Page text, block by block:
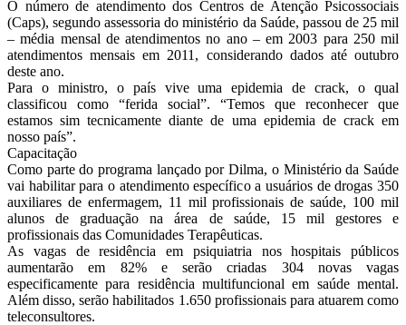
O número de atendimento dos Centros de Atenção Psicossociais
(Caps), segundo assessoria do ministério da Saúde, passou de 25 mil
– média mensal de atendimentos no ano – em 2003 para 250 mil
atendimentos mensais em 2011, considerando dados até outubro
deste ano.
Para o ministro, o país vive uma epidemia de crack, o qual
classificou como “ferida social”. “Temos que reconhecer que
estamos sim tecnicamente diante de uma epidemia de crack em
nosso país”.
Capacitação
Como parte do programa lançado por Dilma, o Ministério da Saúde
vai habilitar para o atendimento específico a usuários de drogas 350
auxiliares de enfermagem, 11 mil profissionais de saúde, 100 mil
alunos de graduação na área de saúde, 15 mil gestores e
profissionais das Comunidades Terapêuticas.
As vagas de residência em psiquiatria nos hospitais públicos
aumentarão em 82% e serão criadas 304 novas vagas
especificamente para residência multifuncional em saúde mental.
Além disso, serão habilitados 1.650 profissionais para atuarem como
teleconsultores.